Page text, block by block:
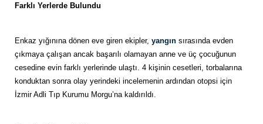
Farklı Yerlerde Bulundu
Enkaz yığınına dönen eve giren ekipler, yangın sırasında evden
çıkmaya çalışan ancak başarılı olamayan anne ve üç çocuğunun
cesedine evin farklı yerlerinde ulaştı. 4 kişinin cesetleri, torbalarına
konduktan sonra olay yerindeki incelemenin ardından otopsi için
İzmir Adli Tıp Kurumu Morgu’na kaldırıldı.